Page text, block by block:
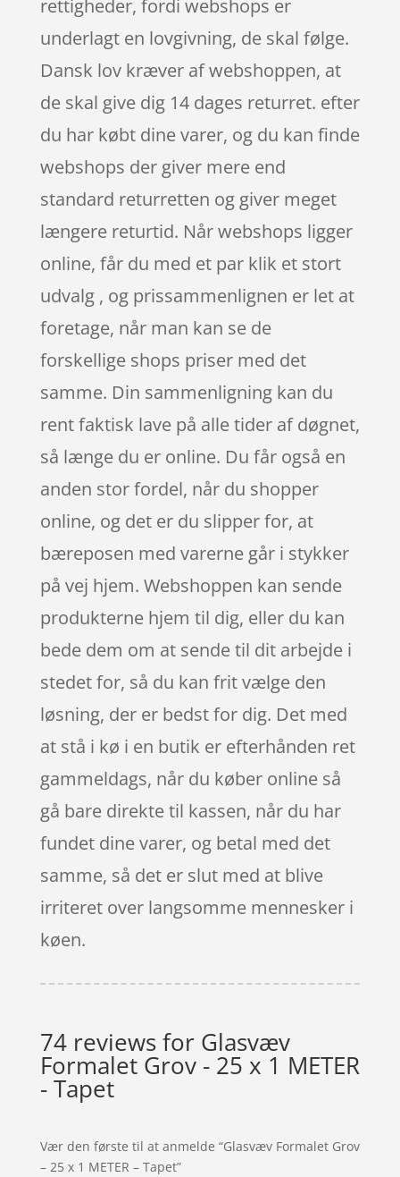
rettigheder, fordi webshops er
underlagt en lovgivning, de skal følge.
Dansk lov kræver af webshoppen, at
de skal give dig 14 dages returret. efter
du har købt dine varer, og du kan finde
webshops der giver mere end
standard returretten og giver meget
længere returtid. Når webshops ligger
online, får du med et par klik et stort
udvalg , og prissammenlignen er let at
foretage, når man kan se de
forskellige shops priser med det
samme. Din sammenligning kan du
rent faktisk lave på alle tider af døgnet,
så længe du er online. Du får også en
anden stor fordel, når du shopper
online, og det er du slipper for, at
bæreposen med varerne går i stykker
på vej hjem. Webshoppen kan sende
produkterne hjem til dig, eller du kan
bede dem om at sende til dit arbejde i
stedet for, så du kan frit vælge den
løsning, der er bedst for dig. Det med
at stå i kø i en butik er efterhånden ret
gammeldags, når du køber online så
gå bare direkte til kassen, når du har
fundet dine varer, og betal med det
samme, så det er slut med at blive
irriteret over langsomme mennesker i
køen.
74 reviews for Glasvæv
Formalet Grov - 25 x 1 METER
- Tapet
Vær den første til at anmelde “Glasvæv Formalet Grov
– 25 x 1 METER – Tapet”